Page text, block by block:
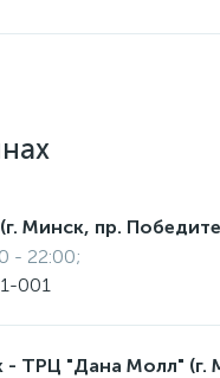
Минск, пр.
- 22:00;
001
- ТРЦ "Дана Молл" (г.